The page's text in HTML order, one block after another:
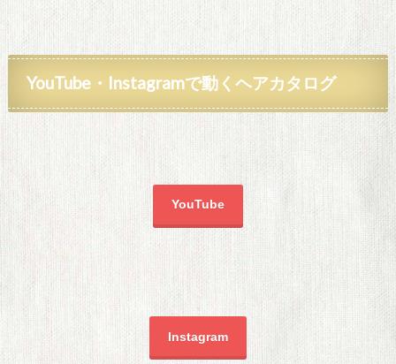
YouTube・Instagramで動くヘアカタログ
YouTube
Instagram